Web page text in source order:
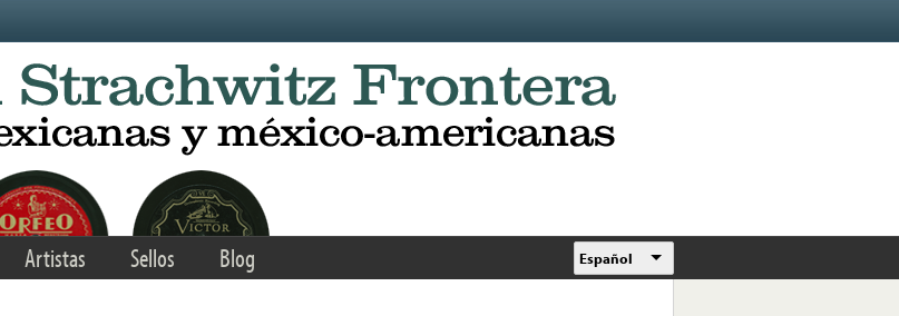
Artistas Sellos Blog Español